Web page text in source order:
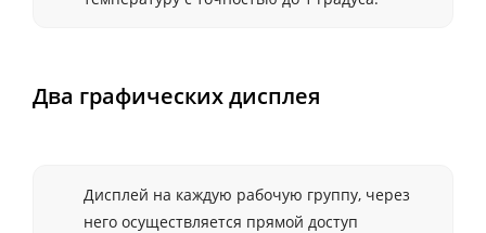
Два графических дисплея
Дисплей на каждую рабочую группу, через
него осуществляется прямой доступ